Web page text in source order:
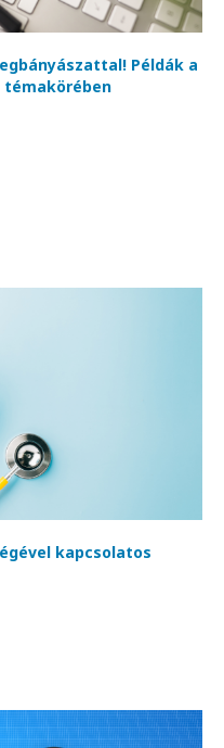
Példák a
témakörében
kapcsolatos